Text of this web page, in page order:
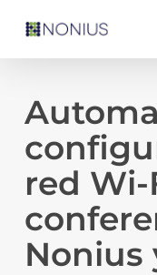
content
red Wi-
Nonius